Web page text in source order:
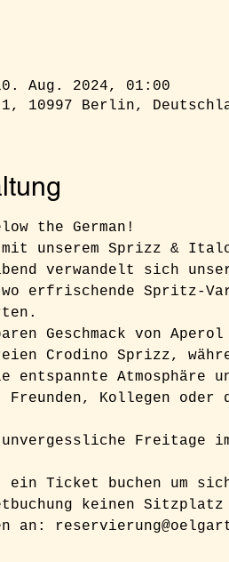
Aug. 2024, 01:00
1, 10997 Berlin,
the German!
mit unserem Sprizz &
verwandelt sich
wo erfrischende Spritz-
Geschmack von
Crodino Sprizz,
entspannte Atmosphäre
Freunden, Kollegen
unvergessliche Freitage
ein Ticket buchen um
keinen